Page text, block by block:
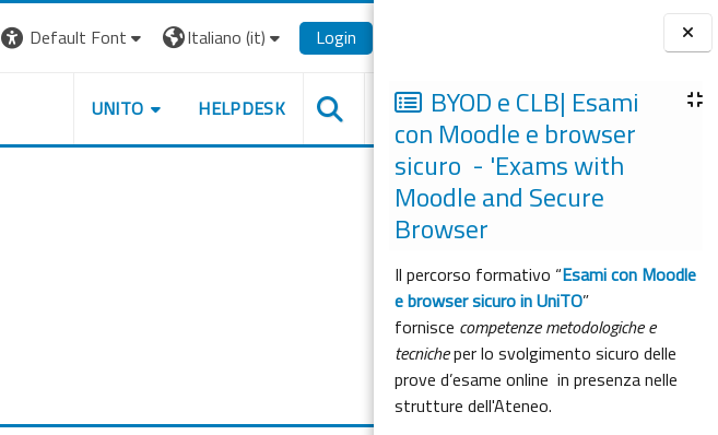
Blocchi
BYOD e CLB| Esami
con Moodle e browser
sicuro - 'Exams with
Moodle and Secure
Browser
Il percorso formativo “Esami con Moodle
e browser sicuro in UniTO”
fornisce competenze metodologiche e
tecnicheper lo svolgimento sicuro delle
prove d’esame online in presenza nelle
strutture dell'Ateneo.
Default Font Italiano ‎(it)‎ Login
UNITO HELPDESK